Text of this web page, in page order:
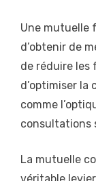
Une mutuelle
d’obtenir de
de réduire les
d’optimiser
comme
consultations
La mutuelle